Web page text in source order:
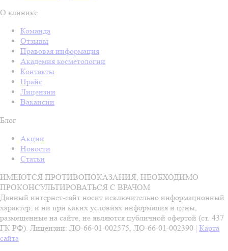
О клинике
Команда
Отзывы
Правовая информация
Академия косметологии
Контакты
Прайс
Лицензии
Вакансии
Блог
Акции
Новости
Статьи
ИМЕЮТСЯ ПРОТИВОПОКАЗАНИЯ, НЕОБХОДИМО
ПРОКОНСУЛЬТИРОВАТЬСЯ С ВРАЧОМ
Данный интернет-сайт носит исключительно информационный
характер, и ни при каких условиях информация и цены,
размещенные на сайте, не являются публичной офертой (ст. 437
ГК РФ). Лицензии: ЛО-66-01-002575, ЛО-66-01-002390 | Карта
сайта